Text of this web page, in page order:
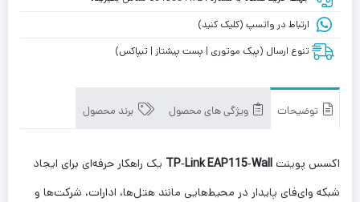
EAP115-
ارتباط در واتسپ (کلیک کنید)
تنوع ارسال (پیک موتوری | پست پیشتاز | تیپاکس)
توضیحات ویژگی های محصول برند محصول
اکسس پوینت TP‑Link EAP115‑Wall یک راهکار حرفه‌ای برای ایجاد
شبکه وای‌فای پایدار در محیط‌هایی مانند هتل‌ها، ادارات، شرکت‌ها و